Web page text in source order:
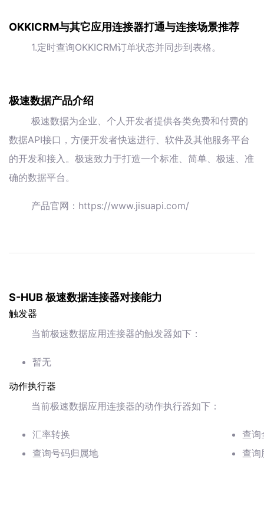
OKKICRM与其它应用连接器打通与连接场景推荐
1.定时查询OKKICRM订单状态并同步到表格。
极速数据产品介绍
极速数据为企业、个人开发者提供各类免费和付费的
数据API接口，方便开发者快速进行、软件及其他服务平台
的开发和接入。极速致力于打造一个标准、简单、极速、准
确的数据平台。
产品官网：https://www.jisuapi.com/
S-HUB 极速数据连接器对接能力
触发器
当前极速数据应用连接器的触发器如下：
暂无
动作执行器
当前极速数据应用连接器的动作执行器如下：
汇率转换
查询号码归属地
查询
查询